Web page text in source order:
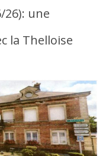
26): une
la Thelloise